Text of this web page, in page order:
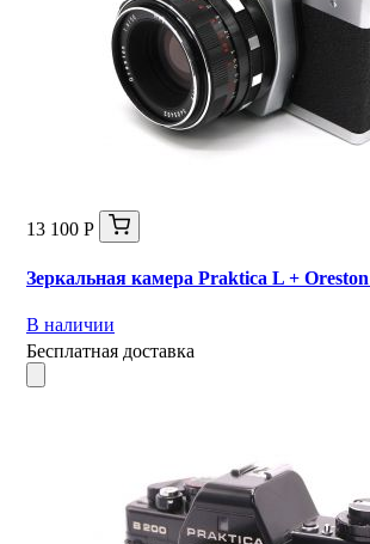
13 100 Р
Зеркальная камера Praktica L +
В наличии
Бесплатная доставка